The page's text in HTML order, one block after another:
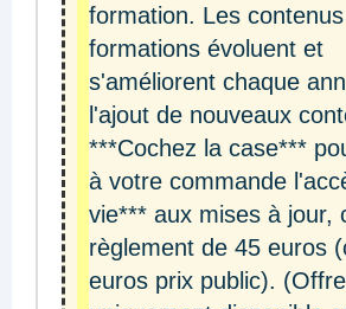
formation. Les
formations évoluent et
s'améliorent chaque
l'ajout de nouveaux
***Cochez la case***
à votre commande
vie*** aux mises à jour,
règlement de 45 euros
euros prix public). (Offre